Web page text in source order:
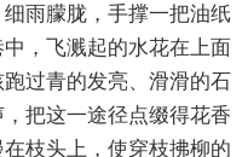
雨朦胧，手撑一把油纸
，飞溅起的水花在上面
过青的发亮、滑滑的石
把这一途径点缀得花香
枝头上，使穿枝拂柳的